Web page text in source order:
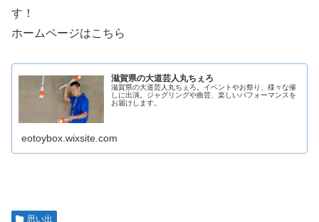
す！
ホームページはこちら
滋賀県の大道芸人丸ちぇろ
滋賀県の大道芸人丸ちぇろ。イベントやお祭り、様々な催
しに出演。ジャグリングや曲芸、楽しいパフォーマンスを
お届けします。
eotoybox.wixsite.com
思い出